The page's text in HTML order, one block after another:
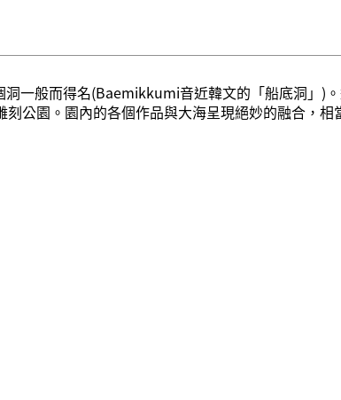
一般而得名(Baemikkumi音近韓文的「船底洞」)
公園。園內的各個作品與大海呈現絕妙的融合，相